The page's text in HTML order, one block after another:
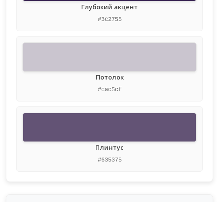
Глубокий акцент
#3c2755
Потолок
#cac5cf
Плинтус
#635375